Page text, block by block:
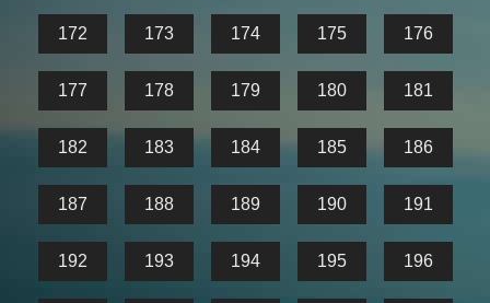
172 173 174 175 176
177 178 179 180 181
182 183 184 185 186
187 188 189 190 191
192 193 194 195 196